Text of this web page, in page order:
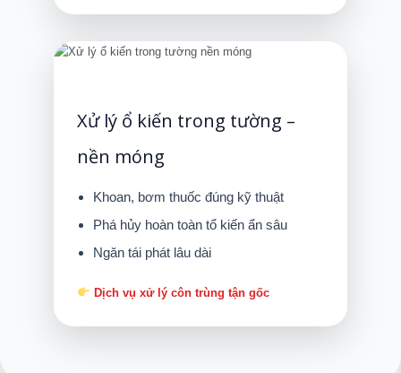
Xử lý ổ kiến trong tường –
nền móng
Khoan, bơm thuốc đúng kỹ thuật
Phá hủy hoàn toàn tổ kiến ẩn sâu
Ngăn tái phát lâu dài
Dịch vụ xử lý côn trùng tận gốc